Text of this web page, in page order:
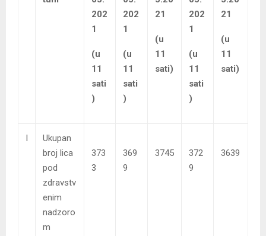
202
1
(u
11
sati
)
202
1
(u
11
sati
)
21
(u
11
sati)
202
1
(u
11
sati
)
21
(u
11
sati)
I
Ukupan
broj lica
pod
zdravstv
enim
nadzoro
m
373
3
369
9
3745
372
9
3639